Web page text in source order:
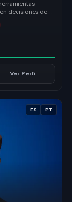
decisiones de
Ver Perfil
ES PT